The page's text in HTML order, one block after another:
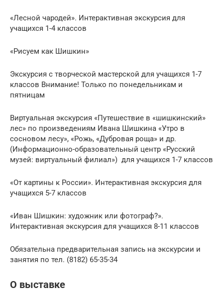
«Лесной чародей». Интерактивная экскурсия для
учащихся 1-4 классов
«Рисуем как Шишкин»
Экскурсия с творческой мастерской для учащихся 1-7
классов Внимание! Только по понедельникам и
пятницам
Виртуальная экскурсия «Путешествие в «шишкинский»
лес» по произведениям Ивана Шишкина «Утро в
сосновом лесу», «Рожь, «Дубровая роща» и др.
(Информационно-образовательный центр «Русский
музей: виртуальный филиал») для учащихся 1-7 классов
«От картины к России». Интерактивная экскурсия для
учащихся 5-7 классов
«Иван Шишкин: художник или фотограф?».
Интерактивная экскурсия для учащихся 8-11 классов
Обязательна предварительная запись на экскурсии и
занятия по тел. (8182) 65-35-34
О выставке